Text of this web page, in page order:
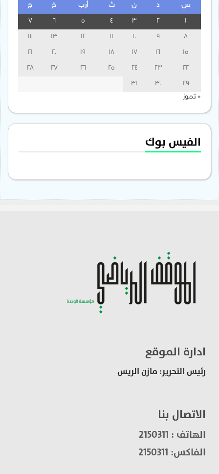
س ن ث أرب خ ج
3
13
14
15
17
18
19
20
23
24
25
27
28
29
30
31
« تموز
الفيس بوك
ادارة الموقع
رئيس التحرير: مازن الريس
الاتصال بنا
الهاتف : 2150311
الفاكس: 2150311